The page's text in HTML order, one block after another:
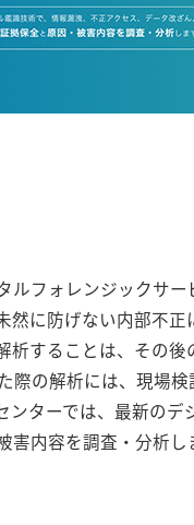
フォレンジックサー
然に防げない内部不
析することは、その
際の解析には、現場
ンターでは、最新の
内容を調査・分析し